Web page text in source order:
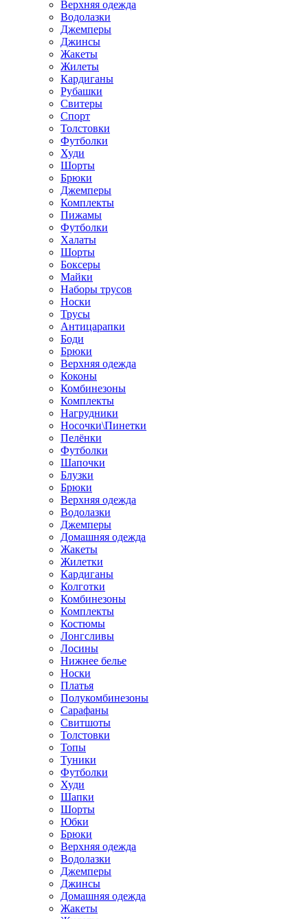
Верхняя одежда
Водолазки
Джемперы
Джинсы
Жакеты
Жилеты
Кардиганы
Рубашки
Свитеры
Спорт
Толстовки
Футболки
Худи
Шорты
Брюки
Джемперы
Комплекты
Пижамы
Футболки
Халаты
Шорты
Боксеры
Майки
Наборы трусов
Носки
Трусы
Антицарапки
Боди
Брюки
Верхняя одежда
Коконы
Комбинезоны
Комплекты
Нагрудники
Носочки\Пинетки
Пелёнки
Футболки
Шапочки
Блузки
Брюки
Верхняя одежда
Водолазки
Джемперы
Домашняя одежда
Жакеты
Жилетки
Кардиганы
Колготки
Комбинезоны
Комплекты
Костюмы
Лонгсливы
Лосины
Нижнее белье
Носки
Платья
Полукомбинезоны
Сарафаны
Свитшоты
Толстовки
Топы
Туники
Футболки
Худи
Шапки
Шорты
Юбки
Брюки
Верхняя одежда
Водолазки
Джемперы
Джинсы
Домашняя одежда
Жакеты